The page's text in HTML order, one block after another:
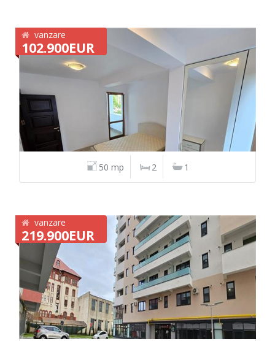
vanzare
102.900EUR
50 mp 2 1
vanzare
219.900EUR